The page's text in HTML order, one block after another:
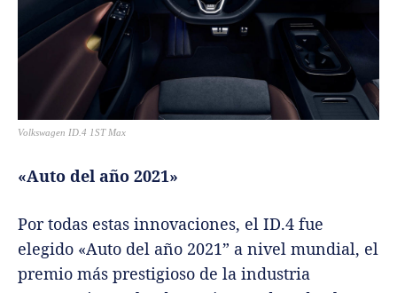
Volkswagen ID.4 1ST Max
«Auto del año 2021»
Por todas estas innovaciones, el ID.4 fue
elegido «Auto del año 2021” a nivel mundial, el
premio más prestigioso de la industria